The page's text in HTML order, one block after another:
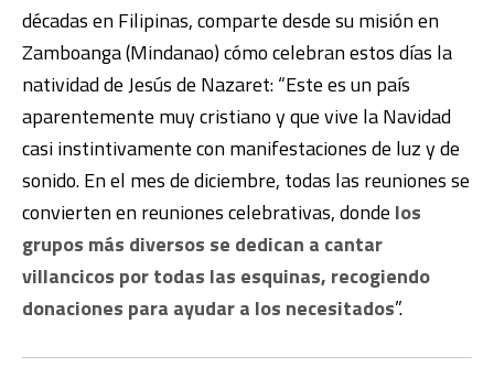
décadas en Filipinas, comparte desde su misión en
Zamboanga (Mindanao) cómo celebran estos días la
natividad de Jesús de Nazaret: “Este es un país
aparentemente muy cristiano y que vive la Navidad
casi instintivamente con manifestaciones de luz y de
sonido. En el mes de diciembre, todas las reuniones se
convierten en reuniones celebrativas, donde los
grupos más diversos se dedican a cantar
villancicos por todas las esquinas, recogiendo
donaciones para ayudar a los necesitados”.